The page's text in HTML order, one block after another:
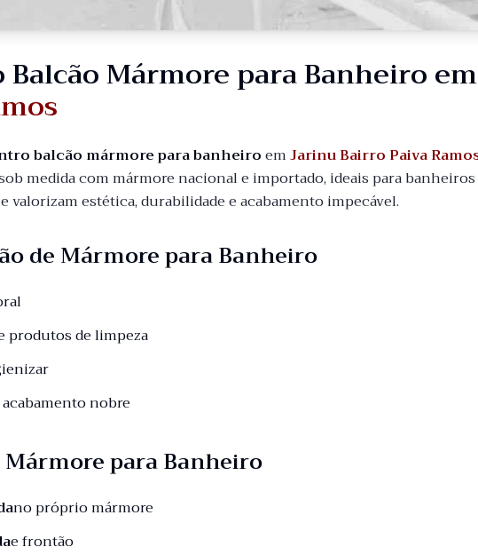
Mármore para Banheiro em
balcão mármore para banheiroemJarinu Bairro Paiva
medida com mármore nacional e importado, ideais para
estética, durabilidade e acabamento impecável.
de Mármore para Banheiro
produtos de limpeza
nobre
para Banheiro
no próprio mármore
e frontão